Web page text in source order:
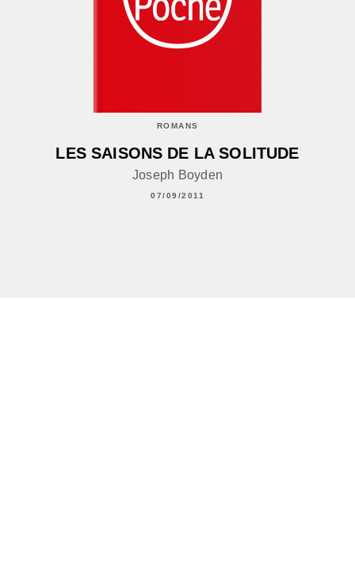
ROMANS
LES SAISONS DE LA SOLITUDE
Joseph Boyden
07/09/2011